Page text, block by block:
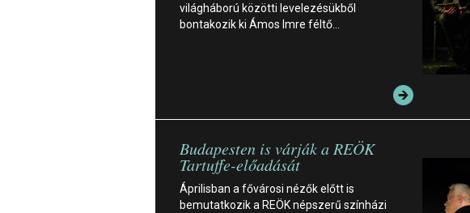
világháború közötti levelezésükből
bontakozik ki Ámos Imre féltő…
Budapesten is várják a REÖK
Tartuffe-előadását
Áprilisban a fővárosi nézők előtt is
bemutatkozik a REÖK népszerű színházi